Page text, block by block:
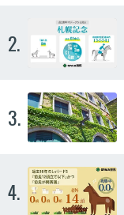
2.
3.
4.